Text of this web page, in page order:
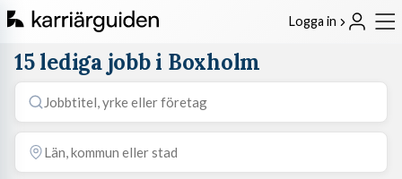
Logga in
15 lediga jobb i Boxholm